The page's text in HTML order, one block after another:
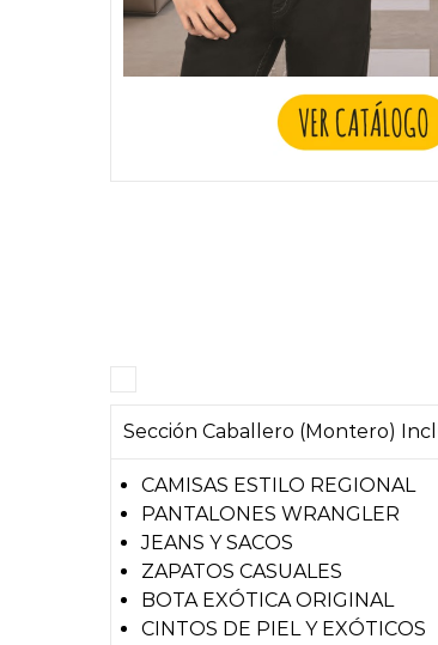
Sección Caballero (Montero)
CAMISAS ESTILO REGIONAL
PANTALONES WRANGLER
JEANS Y SACOS
ZAPATOS CASUALES
BOTA EXÓTICA ORIGINAL
CINTOS DE PIEL Y EXÓTICOS